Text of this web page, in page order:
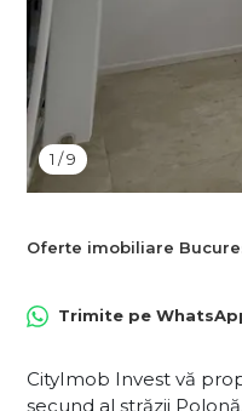
1 /9
Oferte imobiliare
Trimite pe
CityImob Invest vă
secund al străzii